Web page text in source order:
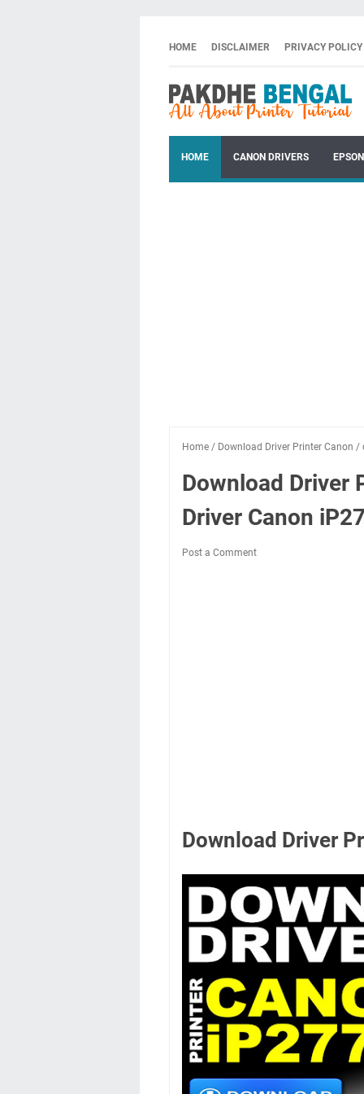
HOME DISCLAIMER PRIVACY POLICY
HOME CANON DRIVERS
Home / Download Driver Printer Canon /
Download Driver
Driver Canon
Post a Comment
Download Driver